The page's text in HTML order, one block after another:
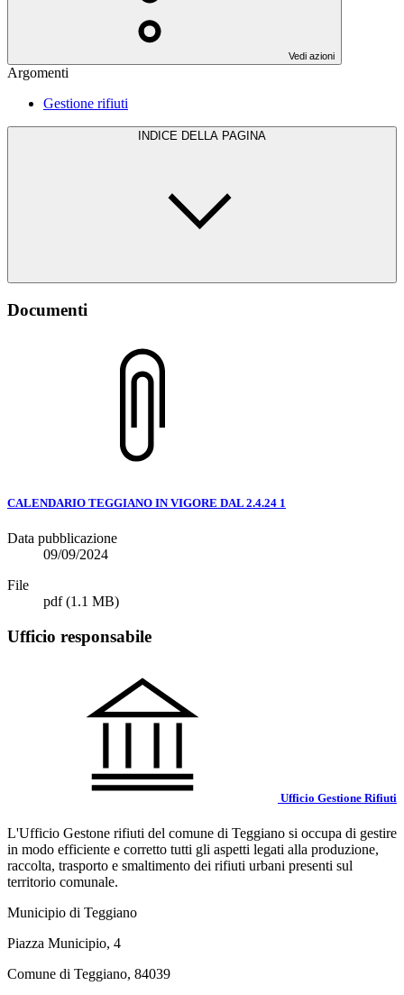
Vedi azioni
Argomenti
Gestione rifiuti
INDICE DELLA PAGINA
Documenti
CALENDARIO TEGGIANO IN VIGORE DAL 2.4.24 1
Data pubblicazione
09/09/2024
File
pdf(1.1 MB)
Ufficio responsabile
Ufficio Gestione Rifiuti
L'Ufficio Gestone rifiuti del comune di Teggiano si occupa di gestire
in modo efficiente e corretto tutti gli aspetti legati alla produzione,
raccolta, trasporto e smaltimento dei rifiuti urbani presenti sul
territorio comunale.
Municipio di Teggiano
Piazza Municipio, 4
Comune di Teggiano, 84039